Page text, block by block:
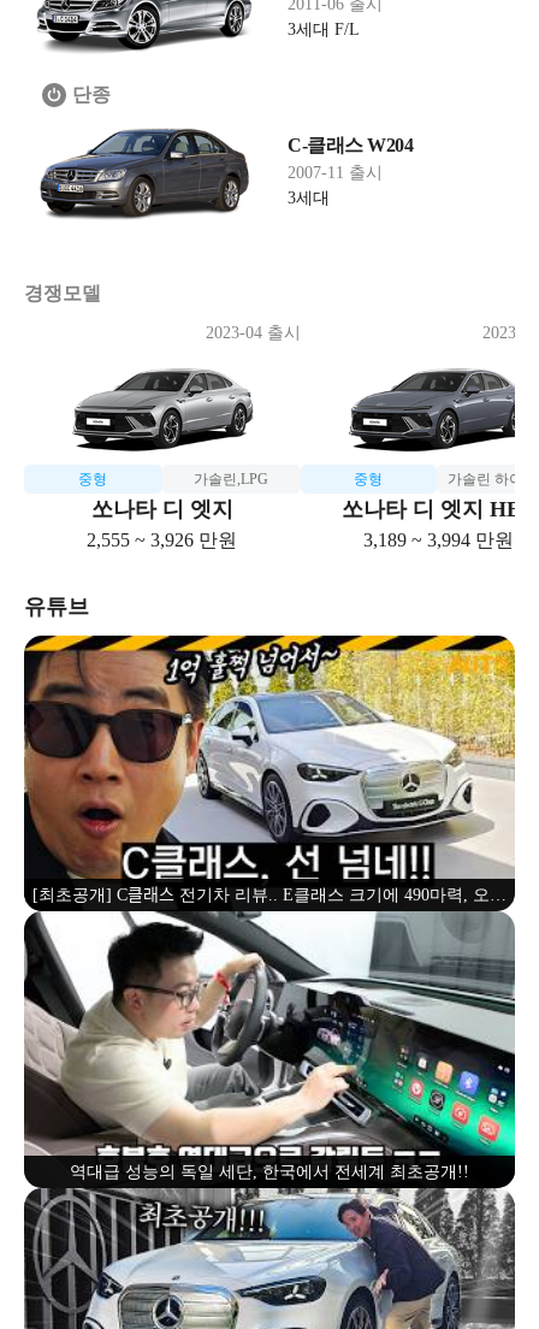
2011-06 출시
3세대 F/L
단종
C-클래스 W204
2007-11 출시
3세대
경쟁모델
중형 가솔린,LPG
쏘나타 디 엣지
2023-04 출시
2,555 ~ 3,926 만원
중형 가솔린 하이
쏘나타 디 엣지 HEV
2023-
3,189 ~ 3,994 만원
유튜브
[최초공개] C클래스 전기차 리뷰.. E클래스 크기에 490마력, 오디
오 짱! 완전 선 넘네!
역대급 성능의 독일 세단, 한국에서 전세계 최초공개!!